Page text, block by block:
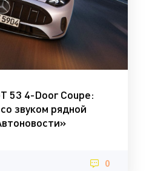
53 4-Door Coupe:
звуком рядной
0